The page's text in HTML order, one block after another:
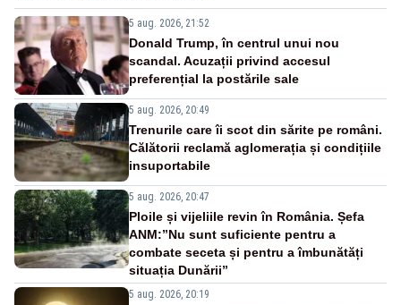
5 aug. 2026, 21:52
Donald Trump, în centrul unui nou
scandal. Acuzații privind accesul
preferențial la postările sale
5 aug. 2026, 20:49
Trenurile care îi scot din sărite pe români.
Călătorii reclamă aglomerația și condițiile
insuportabile
5 aug. 2026, 20:47
Ploile și vijeliile revin în România. Șefa
ANM:”Nu sunt suficiente pentru a
combate seceta și pentru a îmbunătăți
situația Dunării”
5 aug. 2026, 20:19